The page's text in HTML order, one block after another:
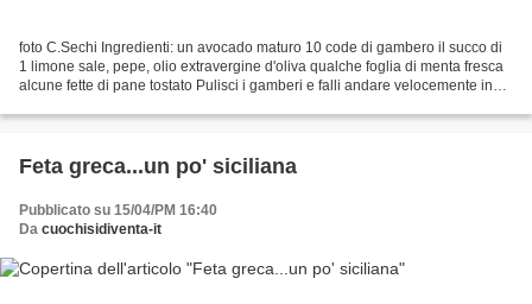
foto C.Sechi Ingredienti: un avocado maturo 10 code di gambero il succo di
1 limone sale, pepe, olio extravergine d'oliva qualche foglia di menta fresca
alcune fette di pane tostato Pulisci i gamberi e falli andare velocemente in
Feta greca...un po' siciliana
Pubblicato su 15/04/PM 16:40
Da cuochisidiventa-it